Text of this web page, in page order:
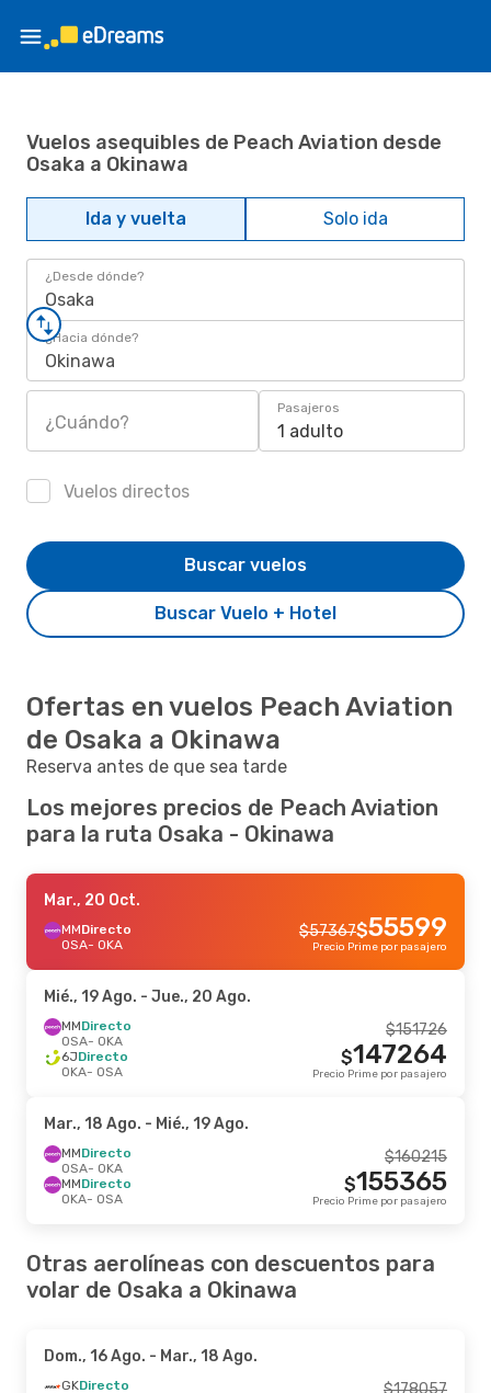
Vuelos asequibles de Peach Aviation desde
Osaka a Okinawa
Ida y vuelta Solo ida
¿Desde dónde?
Osaka
¿Hacia dónde?
Okinawa
¿Cuándo?
Pasajeros
1 adulto
Vuelos directos
Buscar Vuelo + Hotel
Buscar vuelos
Ofertas en vuelos Peach Aviation
de Osaka a Okinawa
Reserva antes de que sea tarde
Los mejores precios de Peach Aviation
para la ruta Osaka - Okinawa
Mar., 20 Oct.
MMDirecto
OSA- OKA
57367
$ 55599
$
Precio Prime por pasajero
Mié., 19 Ago. - Jue., 20 Ago.
MMDirecto
OSA- OKA
6JDirecto
OKA- OSA
151726
$
147264
$
Precio Prime por pasajero
Mar., 18 Ago. - Mié., 19 Ago.
MMDirecto
OSA- OKA
MMDirecto
OKA- OSA
160215
$
155365
$
Precio Prime por pasajero
Otras aerolíneas con descuentos para
volar de Osaka a Okinawa
Dom., 16 Ago. - Mar., 18 Ago.
GKDirecto
178057
$